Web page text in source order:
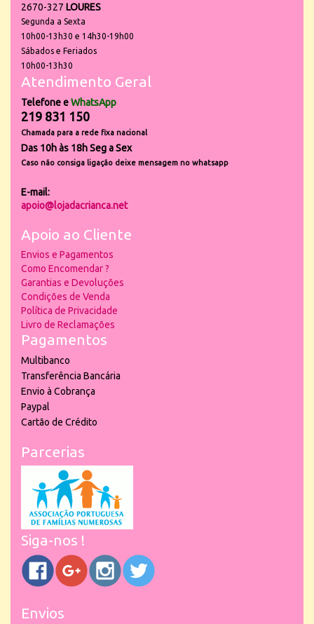
2670-327 LOURES
Segunda a Sexta
10h00-13h30 e 14h30-19h00
Sábados e Feriados
10h00-13h30
Atendimento Geral
Telefone eWhatsApp
219 831 150
Chamada para a rede fixa nacional
Das 10h às 18h Seg a Sex
Caso não consiga ligação deixe mensagem no whatsapp
E-mail:
apoio@lojadacrianca.net
Apoio ao Cliente
Envios e Pagamentos
Como Encomendar ?
Garantias e Devoluções
Condições de Venda
Política de Privacidade
Livro de Reclamações
Pagamentos
Multibanco
Transferência Bancária
Envio à Cobrança
Paypal
Cartão de Crédito
Parcerias
Siga-nos !
Envios